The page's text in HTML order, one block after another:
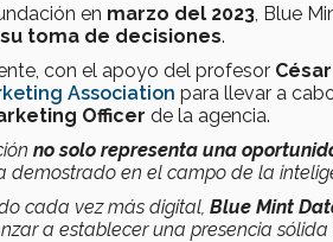
en marzo del 2023 , Blue
toma de decisiones.
con el apoyo del profesor
Association para llevar a
Officer de la agencia.
no solo representa una
demostrado en el campo de la
cada vez más digital, Blue Mint
a establecer una presencia sólida